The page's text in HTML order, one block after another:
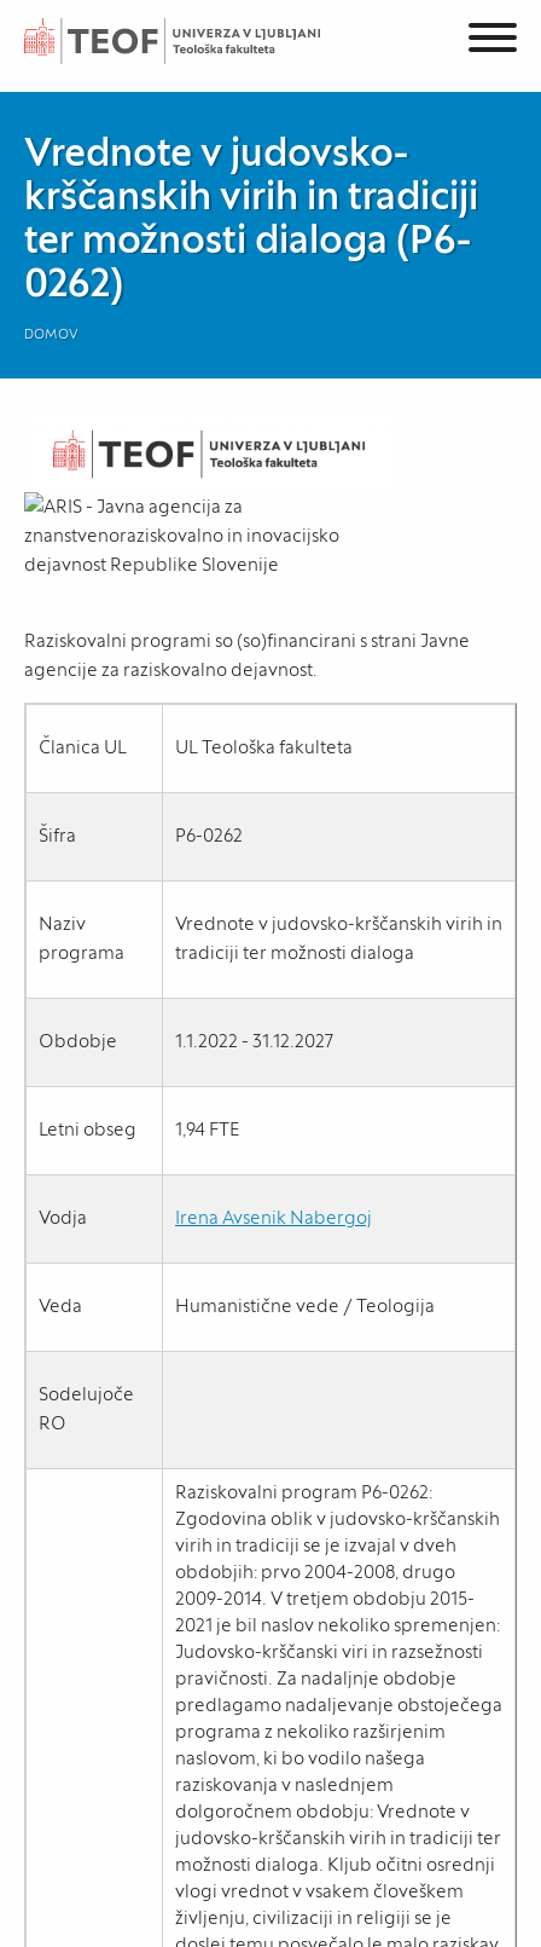
Vrednote v judovsko-
krščanskih virih in tradiciji
ter možnosti dialoga (P6-
0262)
DOMOV
Raziskovalni programi so (so)financirani s strani Javne
agencije za raziskovalno dejavnost.
Članica UL UL Teološka fakulteta
Šifra P6-0262
Naziv
programa
Vrednote v judovsko-krščanskih virih in
tradiciji ter možnosti dialoga
Obdobje 1.1.2022 - 31.12.2027
Letni obseg 1,94 FTE
Vodja Irena Avsenik Nabergoj
Veda Humanistične vede / Teologija
Sodelujoče
RO
Raziskovalni program P6-0262:
Zgodovina oblik v judovsko-krščanskih
virih in tradiciji se je izvajal v dveh
obdobjih: prvo 2004-2008, drugo
2009-2014. V tretjem obdobju 2015-
2021 je bil naslov nekoliko spremenjen:
Judovsko-krščanski viri in razsežnosti
pravičnosti. Za nadaljnje obdobje
predlagamo nadaljevanje obstoječega
programa z nekoliko razširjenim
naslovom, ki bo vodilo našega
raziskovanja v naslednjem
dolgoročnem obdobju: Vrednote v
judovsko-krščanskih virih in tradiciji ter
možnosti dialoga. Kljub očitni osrednji
vlogi vrednot v vsakem človeškem
življenju, civilizaciji in religiji se je